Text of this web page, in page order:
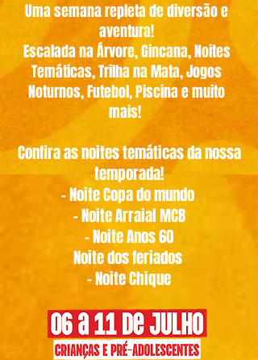
Uma semana repleta de diversão e
aventura!
Escalada na Árvore, Gincana, Noites
Temáticas, Trilha na Mata, Jogos
Noturnos, Futebol, Piscina e muito
mais!
Confira as noites temáticas da nossa
temporada!
- Noite Copa do mundo
- Noite Arraial MCB
- Noite Anos 60
Noite dos feriados
- Noite Chique